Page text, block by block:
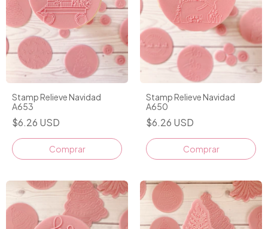
Stamp Relieve Navidad
A653
$6.26 USD
Stamp Relieve Navidad
A650
$6.26 USD